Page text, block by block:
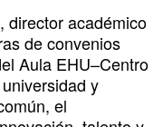
director académico
de convenios
Aula EHU–Centro
y
el